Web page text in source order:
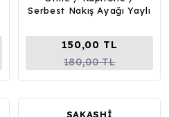
Serbest Nakış Ayağı Yaylı
150,00 TL
180,00 TL
SAKASHİ